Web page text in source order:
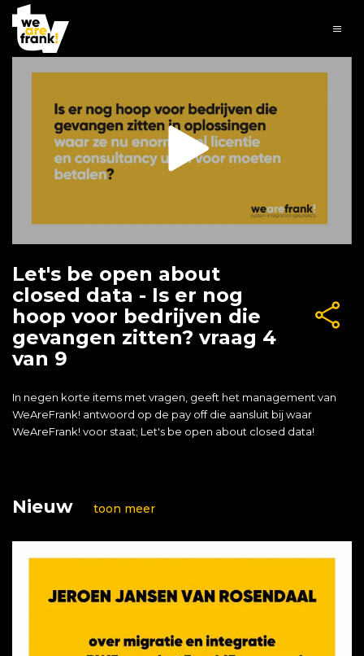
Let's be open about
closed data - Is er nog
hoop voor bedrijven die
gevangen zitten? vraag 4
van 9
In negen korte items met vragen, geeft het management van
WeAreFrank! antwoord op de pay off die aansluit bij waar
WeAreFrank! voor staat; Let's be open about closed data!
Nieuw toon meer